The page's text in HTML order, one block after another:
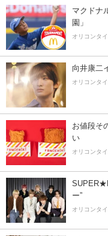
マクドナ
園」
オリコンタ
向井康二
オリコンタ
お値段そ
い
オリコンタ
ー”
オリコンタ